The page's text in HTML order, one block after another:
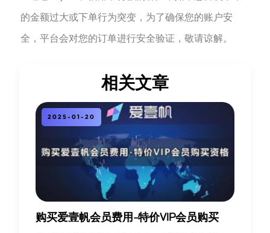
的金额过大或下单行为突变，为了确保您的账户安
全，平台会对您的订单进行安全验证，敬请谅解。
相关文章
2025-01-20
购买爱壹帆会员费用-特价VIP会员购买